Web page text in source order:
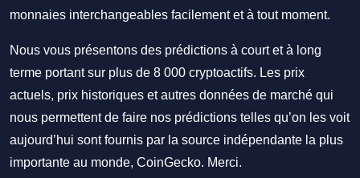
monnaies interchangeables facilement et à tout moment.
Nous vous présentons des prédictions à court et à long
terme portant sur plus de 8 000 cryptoactifs. Les prix
actuels, prix historiques et autres données de marché qui
nous permettent de faire nos prédictions telles qu’on les voit
aujourd’hui sont fournis par la source indépendante la plus
importante au monde, CoinGecko. Merci.